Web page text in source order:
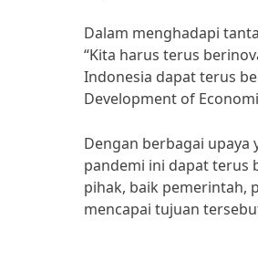
Dalam menghadapi
“Kita harus terus
Indonesia dapat terus
Development of
Dengan berbagai
pandemi ini dapat terus
pihak, baik pemerintah,
mencapai tujuan